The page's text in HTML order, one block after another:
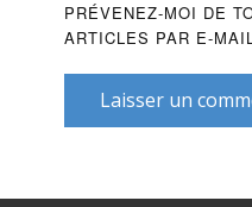
PRÉVENEZ-MOI DE
ARTICLES PAR E-
Laisser un